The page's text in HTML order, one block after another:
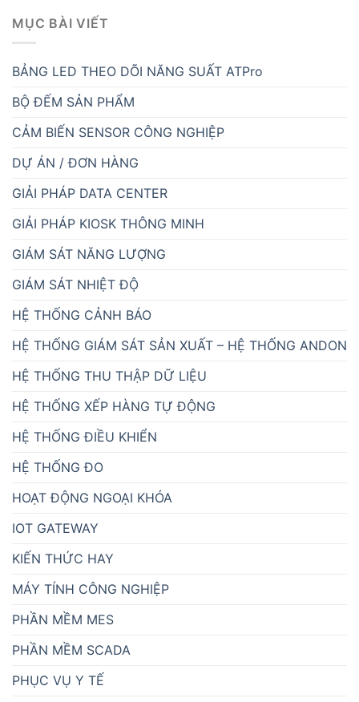
MỤC BÀI VIẾT
BẢNG LED THEO DÕI NĂNG SUẤT ATPro
BỘ ĐẾM SẢN PHẨM
CẢM BIẾN SENSOR CÔNG NGHIỆP
DỰ ÁN / ĐƠN HÀNG
GIẢI PHÁP DATA CENTER
GIẢI PHÁP KIOSK THÔNG MINH
GIÁM SÁT NĂNG LƯỢNG
GIÁM SÁT NHIỆT ĐỘ
HỆ THỐNG CẢNH BÁO
HỆ THỐNG GIÁM SÁT SẢN XUẤT – HỆ THỐNG ANDON
HỆ THỐNG THU THẬP DỮ LIỆU
HỆ THỐNG XẾP HÀNG TỰ ĐỘNG
HỆ THỐNG ĐIỀU KHIỂN
HỆ THỐNG ĐO
HOẠT ĐỘNG NGOẠI KHÓA
IOT GATEWAY
KIẾN THỨC HAY
MÁY TÍNH CÔNG NGHIỆP
PHẦN MỀM MES
PHẦN MỀM SCADA
PHỤC VỤ Y TẾ